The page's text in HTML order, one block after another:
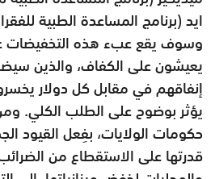
ايد (برنامج المساعدة الطبية
وسوف يقع عبء هذه التخفيضات
يعيشون على الكفاف، والذين
إنفاقهم في مقابل كل دولار
يؤثر بوضوح على الطلب الكلي.
حكومات الولايات، بفِعل القيود
قدرتها على الاستقطاع من